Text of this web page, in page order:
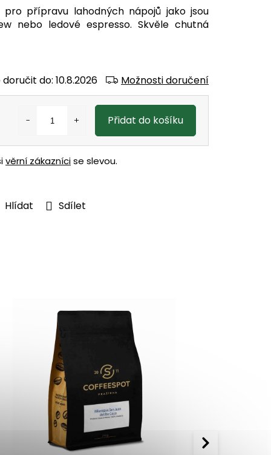
pro přípravu lahodných nápojů jako jsou
nebo ledové espresso. Skvěle chutná
Hlídat Sdílet
doručit do: 10.8.2026 Možnosti doručení
Přidat do košíku
věrní zákaznícise slevou.